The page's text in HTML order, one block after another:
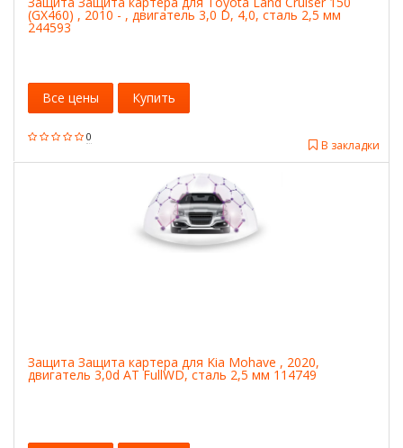
(GX460) , 2010 - , двигатель 3,0 D, 4,0, сталь 2,5 мм
244593
0
В закладки
Все цены Купить
Защита Защита картера для Kia Mohave , 2020,
двигатель 3,0d AT FullWD, сталь 2,5 мм 114749